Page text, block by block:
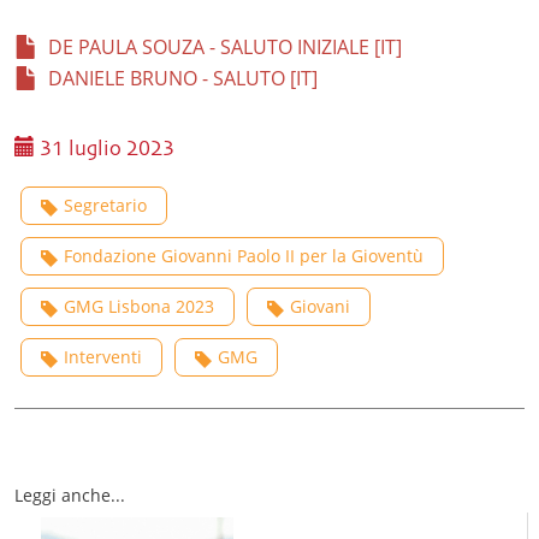
DE PAULA SOUZA - SALUTO INIZIALE [IT]
DANIELE BRUNO - SALUTO [IT]
31 luglio 2023
Segretario
Fondazione Giovanni Paolo II per la Gioventù
GMG Lisbona 2023 Giovani
Interventi GMG
Leggi anche...